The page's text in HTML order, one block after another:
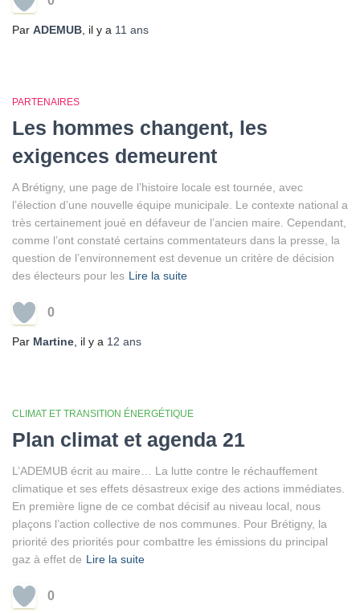
Par ADEMUB , il y a 11 ans
PARTENAIRES
Les hommes changent, les
exigences demeurent
A Brétigny, une page de l’histoire locale est tournée, avec
l’élection d’une nouvelle équipe municipale. Le contexte national a
très certainement joué en défaveur de l’ancien maire. Cependant,
comme l’ont constaté certains commentateurs dans la presse, la
question de l’environnement est devenue un critère de décision
des électeurs pour les Lire la suite
0
Par Martine , il y a 12 ans
CLIMAT ET TRANSITION ÉNERGÉTIQUE
Plan climat et agenda 21
L’ADEMUB écrit au maire… La lutte contre le réchauffement
climatique et ses effets désastreux exige des actions immédiates.
En première ligne de ce combat décisif au niveau local, nous
plaçons l’action collective de nos communes. Pour Brétigny, la
priorité des priorités pour combattre les émissions du principal
gaz à effet de Lire la suite
0